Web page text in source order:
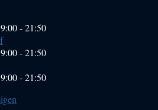
-21:50
-21:50
-21:50